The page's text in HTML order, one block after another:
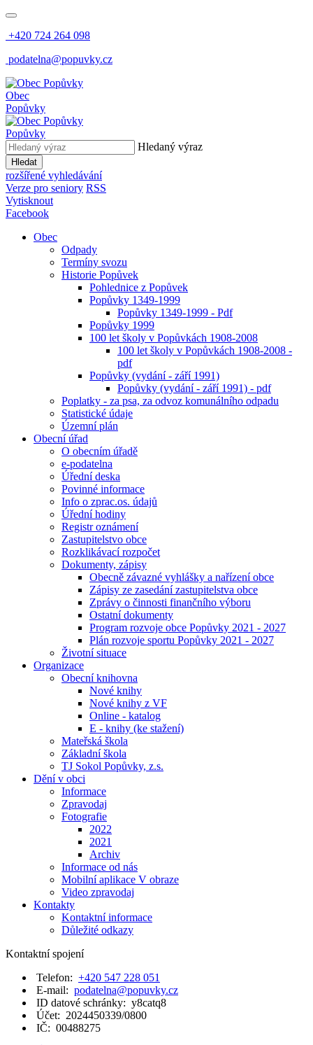
+420 724 264 098
podatelna@popuvky.cz
Obec
Popůvky
Popůvky
Hledaný výraz
Hledat
rozšířené vyhledávání
Verze pro seniory RSS
Vytisknout
Facebook
Obec
Odpady
Termíny svozu
Historie Popůvek
Pohlednice z Popůvek
Popůvky 1349-1999
Popůvky 1349-1999 - Pdf
Popůvky 1999
100 let školy v Popůvkách 1908-2008
100 let školy v Popůvkách 1908-2008 -
pdf
Popůvky (vydání - září 1991)
Popůvky (vydání - září 1991) - pdf
Poplatky - za psa, za odvoz komunálního odpadu
Statistické údaje
Územní plán
Obecní úřad
O obecním úřadě
e-podatelna
Úřední deska
Povinné informace
Info o zprac.os. údajů
Úřední hodiny
Registr oznámení
Zastupitelstvo obce
Rozklikávací rozpočet
Dokumenty, zápisy
Obecně závazné vyhlášky a nařízení obce
Zápisy ze zasedání zastupitelstva obce
Zprávy o činnosti finančního výboru
Ostatní dokumenty
Program rozvoje obce Popůvky 2021 - 2027
Plán rozvoje sportu Popůvky 2021 - 2027
Životní situace
Organizace
Obecní knihovna
Nové knihy
Nové knihy z VF
Online - katalog
E - knihy (ke stažení)
Mateřská škola
Základní škola
TJ Sokol Popůvky, z.s.
Dění v obci
Informace
Zpravodaj
Fotografie
2022
2021
Archiv
Informace od nás
Mobilní aplikace V obraze
Video zpravodaj
Kontakty
Kontaktní informace
Důležité odkazy
Kontaktní spojení
Telefon: +420 547 228 051
E-mail: podatelna@popuvky.cz
ID datové schránky: y8catq8
Účet: 2024450339/0800
IČ: 00488275